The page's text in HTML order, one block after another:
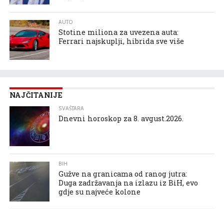
AUTO
Stotine miliona za uvezena auta:
Ferrari najskuplji, hibrida sve više
NAJČITANIJE
SVAŠTARA
Dnevni horoskop za 8. avgust.2026.
BIH
Gužve na granicama od ranog jutra:
Duga zadržavanja na izlazu iz BiH, evo
gdje su najveće kolone